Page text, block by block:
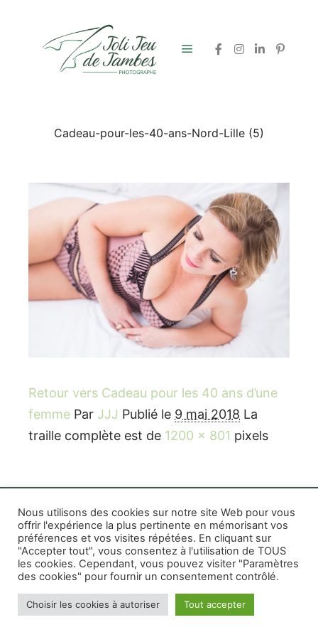
Cadeau-pour-les-40-ans-Nord-Lille (5)
Retour vers Cadeau pour les 40 ans d’une
femme Par JJJ Publié le 9 mai 2018 La
traille complète est de 1200 × 801 pixels
Rife WordPress Theme|Photographe boudoir et
photo thérapeutique Montréal Lille Avignon
Photographe mariage et famille Montréal|
Photographe commercial Montréal|Mentions
légales
Nous utilisons des cookies sur notre site Web pour vous
offrir l'expérience la plus pertinente en mémorisant vos
préférences et vos visites répétées. En cliquant sur
"Accepter tout", vous consentez à l'utilisation de TOUS
les cookies. Cependant, vous pouvez visiter "Paramètres
des cookies" pour fournir un consentement contrôlé.
Choisir les cookies à autoriser Tout accepter